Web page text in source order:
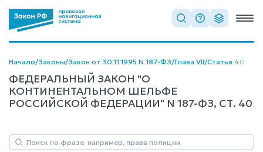
Начало/Законы/Закон от 30.11.1995 N 187-ФЗ/Глава VII/Статья 40
ФЕДЕРАЛЬНЫЙ ЗАКОН "О
КОНТИНЕНТАЛЬНОМ ШЕЛЬФЕ
РОССИЙСКОЙ ФЕДЕРАЦИИ" N 187-ФЗ, СТ. 40